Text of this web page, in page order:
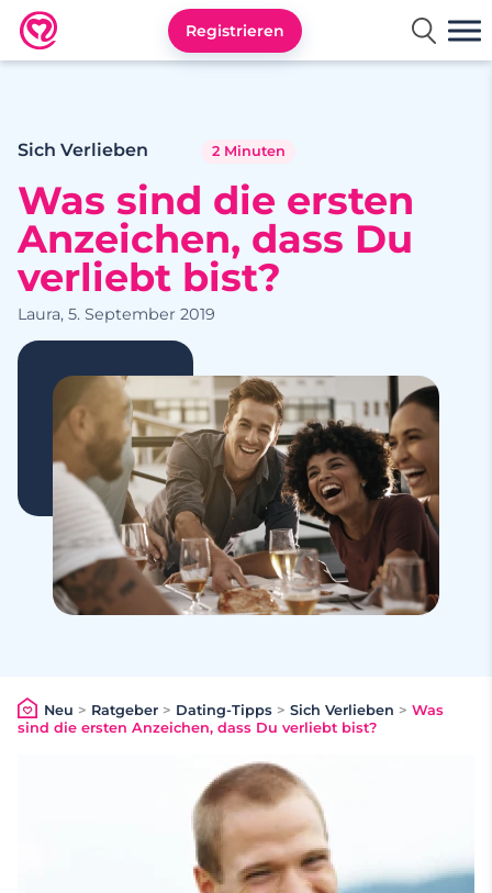
Neu.de
Registrieren
Sich Verlieben 2 Minuten
Was sind die ersten
Anzeichen, dass Du
verliebt bist?
Laura, 5. September 2019
Neu > Ratgeber > Dating-Tipps > Sich Verlieben > Was
sind die ersten Anzeichen, dass Du verliebt bist?